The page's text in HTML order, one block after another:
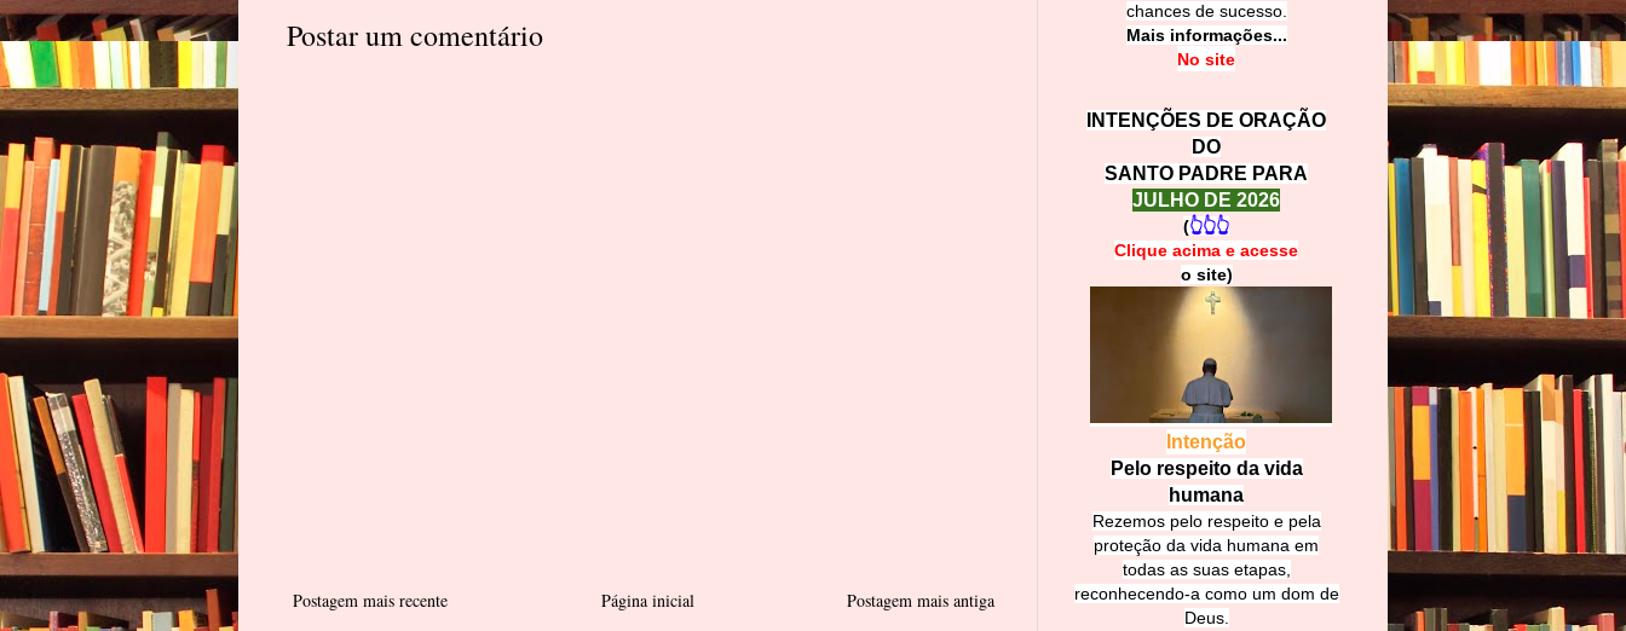
Postar um comentário
Postagem mais recente Postagem mais antiga
Página inicial
chances de sucesso.
Mais informações...
No site
INTENÇÕES DE ORAÇÃO
DO
SANTO PADRE PARA
JULHO DE 2026
(👆👆👆
Clique acima e acesse
o site)
Intenção
Pelo respeito da vida
humana
Rezemos pelo respeito e pela
proteção da vida humana em
todas as suas etapas,
reconhecendo-a como um dom de
Deus.